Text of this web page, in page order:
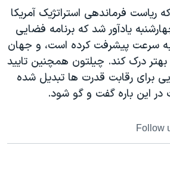
ریاست فرماندهی استراتژیک آمریکا
یادآور شد که برنامه فضایی
سرعت پیشرفت کرده است، و جهان
بهتر درک کند. چیلتون همچنین تایید
برای رقابت قدرت ها تبدیل شده
این باره گفت و گو شود.
Follow